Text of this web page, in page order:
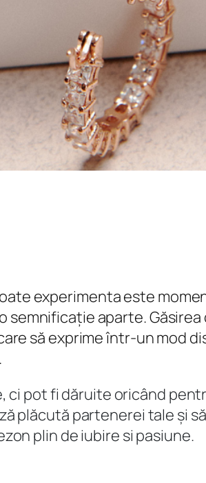
experimenta este
aparte.
să exprime într-un mod
ci pot fi dăruite oricând
plăcută partenerei tale și
plin de iubire si pasiune.